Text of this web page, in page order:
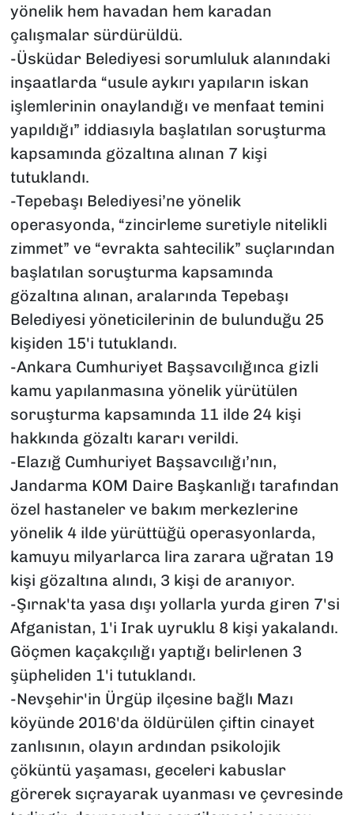
yönelik hem havadan hem karadan
çalışmalar sürdürüldü.
-Üsküdar Belediyesi sorumluluk alanındaki
inşaatlarda “usule aykırı yapıların iskan
işlemlerinin onaylandığı ve menfaat temini
yapıldığı” iddiasıyla başlatılan soruşturma
kapsamında gözaltına alınan 7 kişi
tutuklandı.
-Tepebaşı Belediyesi’ne yönelik
operasyonda, “zincirleme suretiyle nitelikli
zimmet” ve “evrakta sahtecilik” suçlarından
başlatılan soruşturma kapsamında
gözaltına alınan, aralarında Tepebaşı
Belediyesi yöneticilerinin de bulunduğu 25
kişiden 15'i tutuklandı.
-Ankara Cumhuriyet Başsavcılığınca gizli
kamu yapılanmasına yönelik yürütülen
soruşturma kapsamında 11 ilde 24 kişi
hakkında gözaltı kararı verildi.
-Elazığ Cumhuriyet Başsavcılığı’nın,
Jandarma KOM Daire Başkanlığı tarafından
özel hastaneler ve bakım merkezlerine
yönelik 4 ilde yürüttüğü operasyonlarda,
kamuyu milyarlarca lira zarara uğratan 19
kişi gözaltına alındı, 3 kişi de aranıyor.
-Şırnak'ta yasa dışı yollarla yurda giren 7'si
Afganistan, 1'i Irak uyruklu 8 kişi yakalandı.
Göçmen kaçakçılığı yaptığı belirlenen 3
şüpheliden 1'i tutuklandı.
-Nevşehir'in Ürgüp ilçesine bağlı Mazı
köyünde 2016'da öldürülen çiftin cinayet
zanlısının, olayın ardından psikolojik
çöküntü yaşaması, geceleri kabuslar
görerek sıçrayarak uyanması ve çevresinde